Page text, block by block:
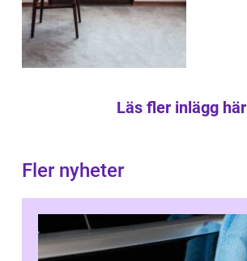
Läs fler inlägg här
Fler nyheter